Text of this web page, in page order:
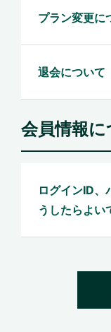
プラン変更に
退会について
会員情報に
ログインID、
うしたらよい